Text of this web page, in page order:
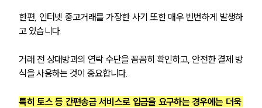
한편, 인터넷 중고거래를 가장한 사기 또한 매우 빈번하게 발생하
고 있습니다.
거래 전 상대방과의 연락 수단을 꼼꼼히 확인하고, 안전한 결제 방
식을 사용하는 것이 중요합니다.
특히 토스 등 간편송금 서비스로 입금을 요구하는 경우에는 더욱